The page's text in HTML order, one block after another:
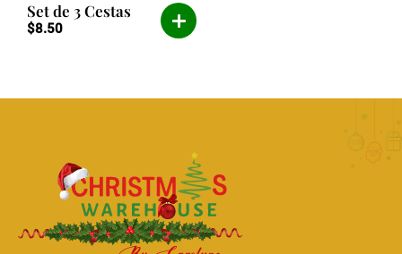
Set de 3 Cestas
$8.50